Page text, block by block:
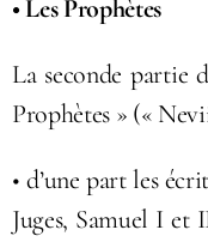
• Les Prophètes
La seconde partie
Prophètes » («
• d’une part les
Juges, Samuel I